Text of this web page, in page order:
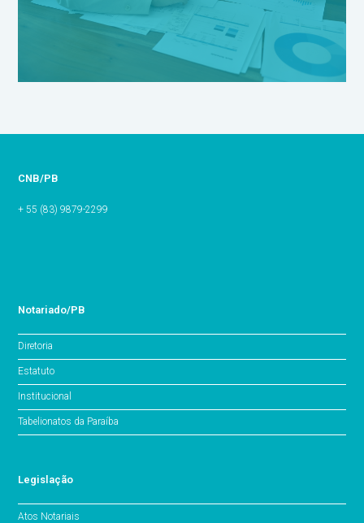
CNB/PB
+ 55 (83) 9879-2299
Notariado/PB
Diretoria
Estatuto
Institucional
Tabelionatos da Paraíba
Legislação
Atos Notariais